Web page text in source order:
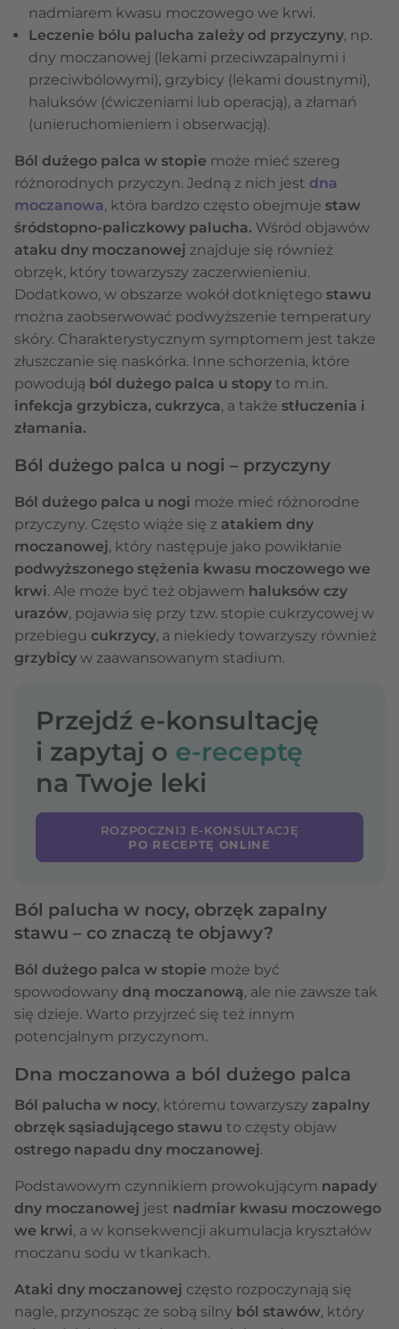
nadmiarem kwasu moczowego we krwi.
Leczenie bólu palucha zależy od przyczyny, np.
dny moczanowej (lekami przeciwzapalnymi i
przeciwbólowymi), grzybicy (lekami doustnymi),
haluksów (ćwiczeniami lub operacją), a złamań
(unieruchomieniem i obserwacją).
Ból dużego palca w stopie może mieć szereg
różnorodnych przyczyn. Jedną z nich jest dna
moczanowa, która bardzo często obejmuje staw
śródstopno-paliczkowy palucha. Wśród objawów
ataku dny moczanowej znajduje się również
obrzęk, który towarzyszy zaczerwienieniu.
Dodatkowo, w obszarze wokół dotkniętego stawu
można zaobserwować podwyższenie temperatury
skóry. Charakterystycznym symptomem jest także
złuszczanie się naskórka. Inne schorzenia, które
powodują ból dużego palca u stopy to m.in.
infekcja grzybicza, cukrzyca, a także stłuczenia i
złamania.
Ból dużego palca u nogi – przyczyny
Ból dużego palca u nogi może mieć różnorodne
przyczyny. Często wiąże się z atakiem dny
moczanowej, który następuje jako powikłanie
podwyższonego stężenia kwasu moczowego we
krwi. Ale może być też objawem haluksów czy
urazów, pojawia się przy tzw. stopie cukrzycowej w
przebiegu cukrzycy, a niekiedy towarzyszy również
grzybicy w zaawansowanym stadium.
Przejdź e-konsultację
i zapytaj o e-receptę
na Twoje leki
ROZPOCZNIJ E-KONSULTACJĘ
PO RECEPTĘ ONLINE
Ból palucha w nocy, obrzęk zapalny
stawu – co znaczą te objawy?
Ból dużego palca w stopie może być
spowodowany dną moczanową, ale nie zawsze tak
się dzieje. Warto przyjrzeć się też innym
potencjalnym przyczynom.
Dna moczanowa a ból dużego palca
Ból palucha w nocy, któremu towarzyszy zapalny
obrzęk sąsiadującego stawu to częsty objaw
ostrego napadu dny moczanowej.
Podstawowym czynnikiem prowokującym napady
dny moczanowej jest nadmiar kwasu moczowego
we krwi, a w konsekwencji akumulacja kryształów
moczanu sodu w tkankach.
Ataki dny moczanowej często rozpoczynają się
nagle, przynosząc ze sobą silny ból stawów, który